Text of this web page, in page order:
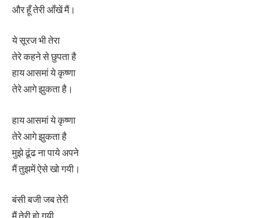
और हूँ तेरी आँखें मैं।
ये सूरज भी तेरा
तेरे कहने से छुपता है
हाय आसमां ये कृष्णा
तेरे आगे झुकता है।
हाय आसमां ये कृष्णा
तेरे आगे झुकता है
मुझे ढूंढ ना पाये अपने
मैं तुझमें ऐसे खो गयी।
बंसी बजी जब तेरी